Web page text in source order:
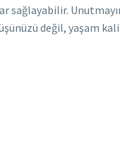
sağlayabilir.
değil, yaşam